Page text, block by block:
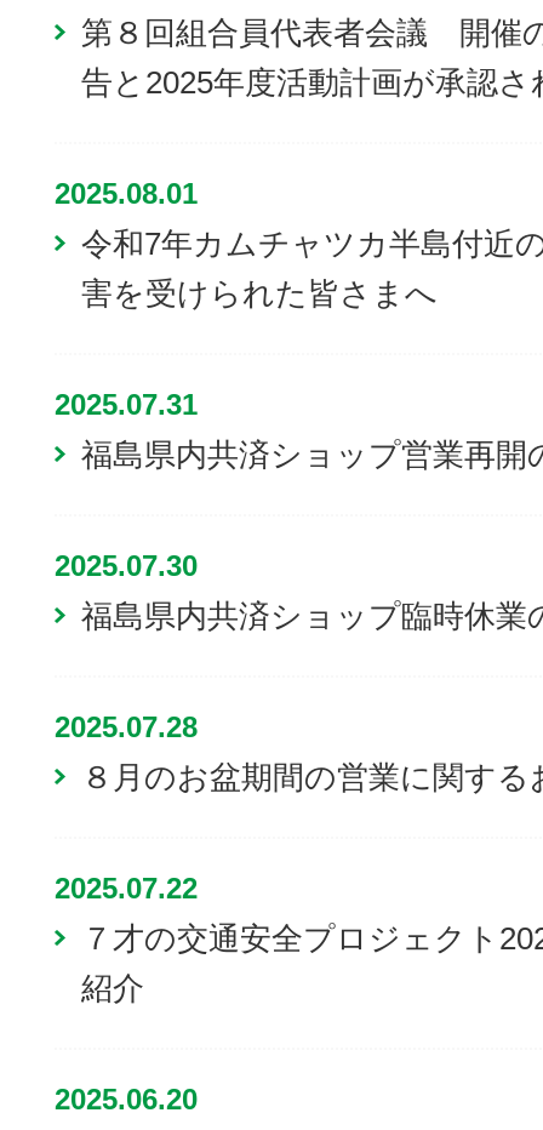
第８回組合員代表者会議 開催
告と2025年度活動計画が承認
2025.08.01
令和7年カムチャツカ半島付近
害を受けられた皆さまへ
2025.07.31
福島県内共済ショップ営業再開
2025.07.30
福島県内共済ショップ臨時休業
2025.07.28
８月のお盆期間の営業に関する
2025.07.22
７才の交通安全プロジェクト
紹介
2025.06.20